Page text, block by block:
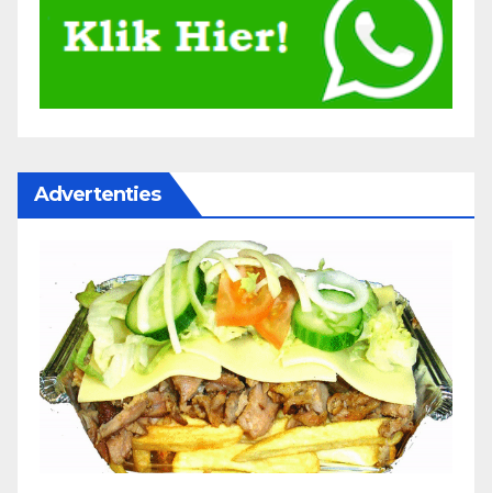
Advertenties